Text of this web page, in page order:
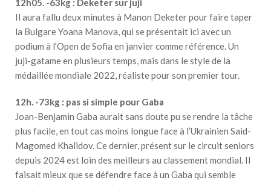
12h05. -63kg : Deketer sur juji
Il aura fallu deux minutes à Manon Deketer pour faire taper
la Bulgare Yoana Manova, qui se présentait ici avec un
podium à l’Open de Sofia en janvier comme référence. Un
juji-gatame en plusieurs temps, mais dans le style de la
médaillée mondiale 2022, réaliste pour son premier tour.
12h. -73kg : pas si simple pour Gaba
Joan-Benjamin Gaba aurait sans doute pu se rendre la tâche
plus facile, en tout cas moins longue face à l’Ukrainien Said-
Magomed Khalidov. Ce dernier, présent sur le circuit seniors
depuis 2024 est loin des meilleurs au classement mondial. Il
faisait mieux que se défendre face à un Gaba qui semble